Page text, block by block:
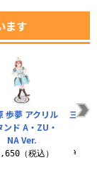
ます
歩夢 アクリル
ンド A・ZU・
NA Ver.
（税込）
三船